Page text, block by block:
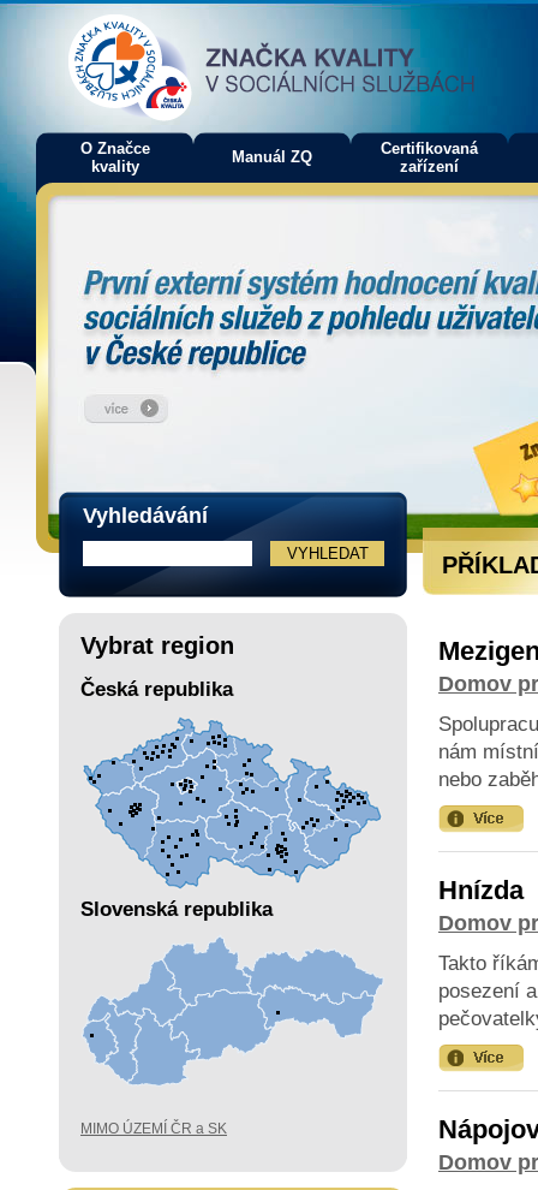
O Značce
kvality
Manuál ZQ
Certifikovaná
zařízení
Vyhledávání
Vybrat region
Česká republika
Slovenská republika
MIMO ÚZEMÍ ČR a SK
Domov
nám
nebo
Hnízda
Domov
Takto
posezení
Domov